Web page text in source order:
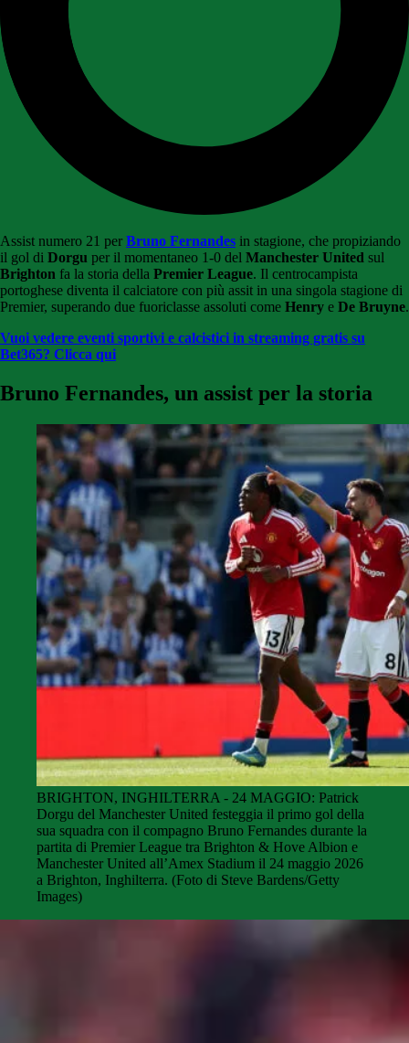
Assist numero 21 per Bruno Fernandes in stagione, che propiziando
il gol di Dorgu per il momentaneo 1-0 del Manchester United sul
Brighton fa la storia della Premier League. Il centrocampista
portoghese diventa il calciatore con più assit in una singola stagione di
Premier, superando due fuoriclasse assoluti come Henry e De Bruyne.
Vuoi vedere eventi sportivi e calcistici in streaming gratis su
Bet365? Clicca qui
Bruno Fernandes, un assist per la storia
BRIGHTON, INGHILTERRA - 24 MAGGIO: Patrick
Dorgu del Manchester United festeggia il primo gol della
sua squadra con il compagno Bruno Fernandes durante la
partita di Premier League tra Brighton & Hove Albion e
Manchester United all’Amex Stadium il 24 maggio 2026
a Brighton, Inghilterra. (Foto di Steve Bardens/Getty
Images)